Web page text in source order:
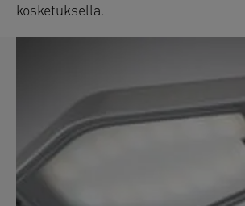
kosketuksella.